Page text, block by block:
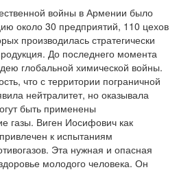
войны в Армении было
около 30 предприятий, 110 цехов
производилась стратегически
До последнего момента
глобальной химической войны.
что с территории пограничной
нейтралитет, но оказывала
быть применены
газы. Виген Иосифович как
к испытаниям
Эта нужная и опасная
молодого человека. Он